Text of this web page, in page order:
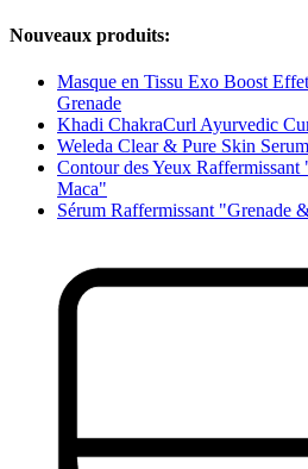
Nouveaux produits:
Masque en Tissu Exo Boost
Grenade
Khadi ChakraCurl Ayurvedic
Weleda Clear & Pure Skin
Contour des Yeux
Maca"
Sérum Raffermissant "Grenade